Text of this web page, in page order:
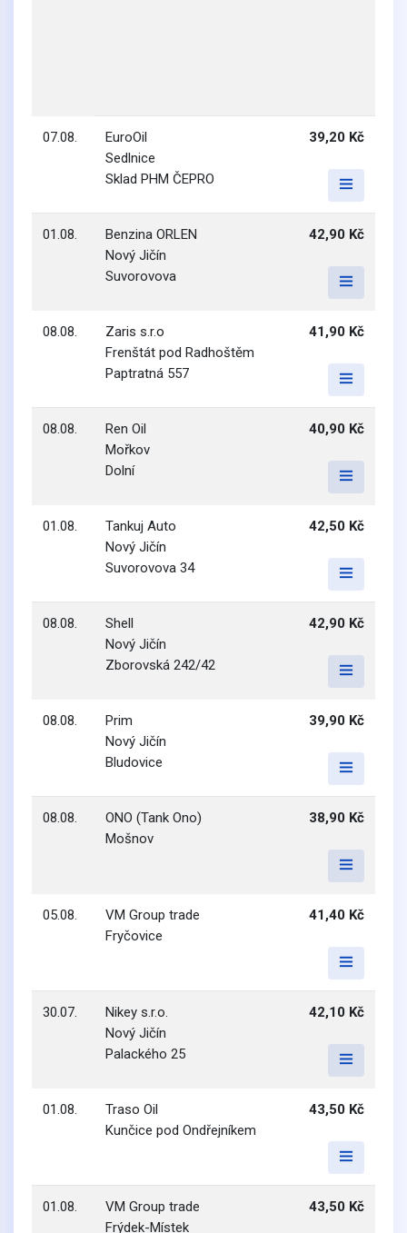
07.08.
EuroOil
Sedlnice
Sklad PHM ČEPRO
39,20 Kč
01.08.
Benzina ORLEN
Nový Jičín
Suvorovova
42,90 Kč
08.08.
Zaris s.r.o
Frenštát pod Radhoštěm
Paptratná 557
41,90 Kč
08.08.
Ren Oil
Mořkov
Dolní
40,90 Kč
01.08.
Tankuj Auto
Nový Jičín
Suvorovova 34
42,50 Kč
08.08.
Shell
Nový Jičín
Zborovská 242/42
42,90 Kč
08.08.
Prim
Nový Jičín
Bludovice
39,90 Kč
08.08.
ONO (Tank Ono)
Mošnov
38,90 Kč
05.08.
VM Group trade
Fryčovice
41,40 Kč
30.07.
Nikey s.r.o.
Nový Jičín
Palackého 25
42,10 Kč
01.08.
Traso Oil
Kunčice pod Ondřejníkem
43,50 Kč
01.08.
VM Group trade
Frýdek-Místek
43,50 Kč